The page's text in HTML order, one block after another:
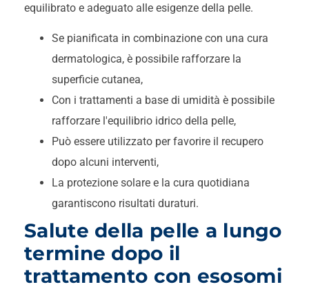
equilibrato e adeguato alle esigenze della pelle.
Se pianificata in combinazione con una cura
dermatologica, è possibile rafforzare la
superficie cutanea,
Con i trattamenti a base di umidità è possibile
rafforzare l'equilibrio idrico della pelle,
Può essere utilizzato per favorire il recupero
dopo alcuni interventi,
La protezione solare e la cura quotidiana
garantiscono risultati duraturi.
Salute della pelle a lungo
termine dopo il
trattamento con esosomi